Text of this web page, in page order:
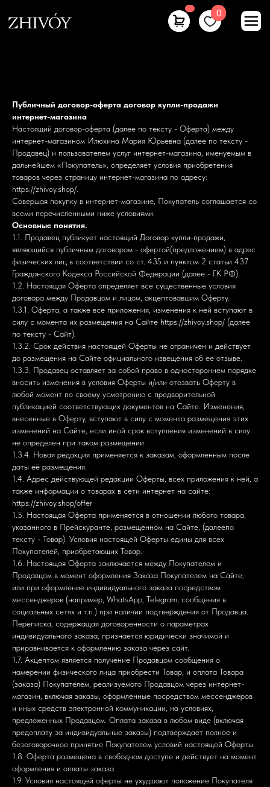
Публичный договор-оферта договор купли-продажи
интернет-магазина
Настоящий договор-оферта (далее по тексту - Оферта) между
интернет-магазином Илюхина Мария Юрьевна (далее по тексту -
Продавец) и пользователем услуг интернет-магазина, именуемым в
дальнейшем «Покупатель», определяет условия приобретения
товаров через страницу интернет-магазина по адресу:
https://zhivoy.shop/.
Совершая покупку в интернет-магазине, Покупатель соглашается со
всеми перечисленными ниже условиями.
Основные понятия.
1.1. Продавец публикует настоящий Договор купли-продажи,
являющийся публичным договором - офертой(предложением) в адрес
физических лиц в соответствии со ст. 435 и пунктом 2 статьи 437
Гражданского Кодекса Российской Федерации (далее - ГК РФ).
1.2. Настоящая Оферта определяет все существенные условия
договора между Продавцом и лицом, акцептовавшим Оферту.
1.3.1. Оферта, а также все приложения, изменения к ней вступают в
силу с момента их размещения на Сайте https://zhivoy.shop/ (далее
по тексту - Сайт).
1.3.2. Срок действия настоящей Оферты не ограничен и действует
до размещения на Сайте официального извещения об ее отзыве.
1.3.3. Продавец оставляет за собой право в одностороннем порядке
вносить изменения в условия Оферты и/или отозвать Оферту в
любой момент по своему усмотрению с предварительной
публикацией соответствующих документов на Сайте. Изменения,
внесенные в Оферту, вступают в силу с момента размещения этих
изменений на Сайте, если иной срок вступления изменений в силу
не определен при таком размещении.
1.3.4. Новая редакция применяется к заказам, оформленным после
даты её размещения.
1.4. Адрес действующей редакции Оферты, всех приложения к ней, а
также информации о товарах в сети интернет на сайте:
https://zhivoy.shop/offer
1.5. Настоящая Оферта применяется в отношении любого товара,
указанного в Прейскуранте, размещенном на Сайте, (далеепо
тексту - Товар). Условия настоящей Оферты едины для всех
Покупателей, приобретающих Товар.
1.6. Настоящая Оферта заключается между Покупателем и
Продавцом в момент оформления Заказа Покупателем на Сайте,
или при оформление индивидуального заказа посредством
мессенджеров (например, WhatsApp, Telegram, сообщения в
социальных сетях и т.п.) при наличии подтверждения от Продавца.
Переписка, содержащая договоренности о параметрах
индивидуального заказа, признается юридически значимой и
приравнивается к оформлению заказа через сайт.
1.7. Акцептом является получение Продавцом сообщения о
намерении физического лица приобрести Товар, и оплата Товара
(заказа) Покупателем, реализуемого Продавцом через интернет-
магазин, включая заказы, оформленные посредством мессенджеров
и иных средств электронной коммуникации, на условиях,
предложенных Продавцом. Оплата заказа в любом виде (включая
предоплату за индивидуальные заказы) подтверждает полное и
безоговорочное принятие Покупателем условий настоящей Оферты.
1.8. Оферта размещена в свободном доступе и действует на момент
оформления и оплаты заказа.
1.9. Условия настоящей оферты не ухудшают положение Покупателя